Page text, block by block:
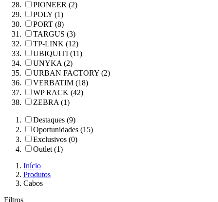
PIONEER (2)
POLY (1)
PORT (8)
TARGUS (3)
TP-LINK (12)
UBIQUITI (11)
UNYKA (2)
URBAN FACTORY (2)
VERBATIM (18)
WP RACK (42)
ZEBRA (1)
Destaques (9)
Oportunidades (15)
Exclusivos (0)
Outlet (1)
Início
Produtos
Cabos
Filtros